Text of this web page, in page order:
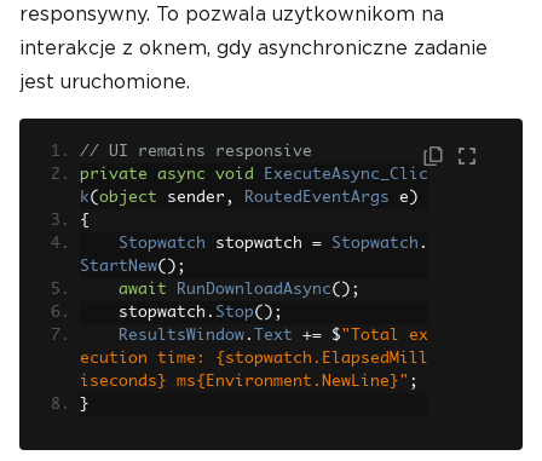
responsywny. To pozwala uzytkownikom na
interakcje z oknem, gdy asynchroniczne zadanie
jest uruchomione.
// UI remains responsive
private
async void
ExecuteAsync_Clic
k( object sender , RoutedEventArgs e )
{
Stopwatch stopwatch = Stopwatch .
StartNew();
await
RunDownloadAsync();
    stopwatch
. Stop();
ResultsWindow . Text += $ "Total ex
ecution time: {stopwatch.ElapsedMill
iseconds} ms{Environment.NewLine}" ;
}